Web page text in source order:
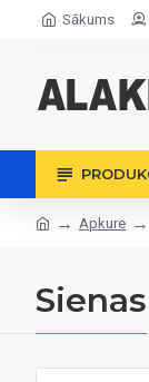
Sākums
Apkure